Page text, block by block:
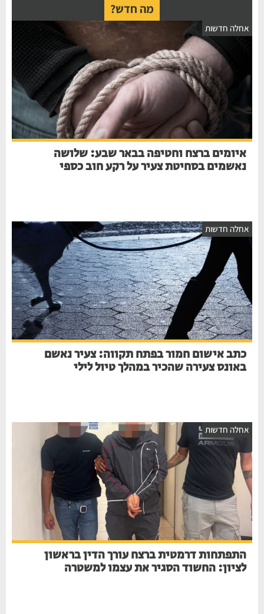
מה חדש?
חדשות
איומים ברצח וחטיפה בבאר שבע: שלושה
נאשמים בסחיטת צעיר על רקע חוב כספי
חדשות
כתב אישום חמור בפתח תקווה: צעיר נאשם
באונס צעירה שהכיר במהלך טיול לילי
חדשות
התפתחות דרמטית ברצח עורך הדין בראשון
לציון: החשוד הסגיר את עצמו למשטרה